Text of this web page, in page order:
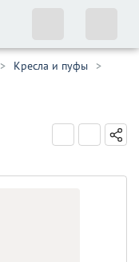
Кресла и пуфы